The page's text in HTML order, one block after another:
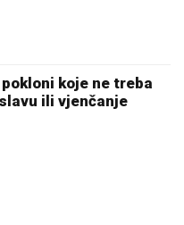
koje ne treba
ili vjenčanje